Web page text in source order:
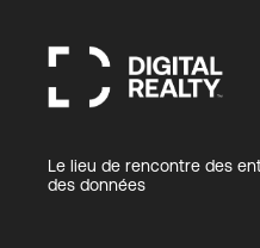
Le lieu de rencontre des
des données